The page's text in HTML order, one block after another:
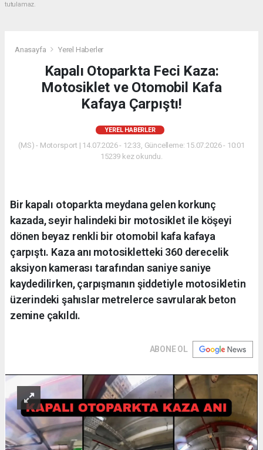
tutulamaz.
Anasayfa Yerel Haberler
Kapalı Otoparkta Feci Kaza:
Motosiklet ve Otomobil Kafa
Kafaya Çarpıştı!
YEREL HABERLER
(MS) - Motorsport | 14.07.2026 - 12:33, Güncelleme: 15.07.2026 - 10:01
15239 kez okundu.
Bir kapalı otoparkta meydana gelen korkunç
kazada, seyir halindeki bir motosiklet ile köşeyi
dönen beyaz renkli bir otomobil kafa kafaya
çarpıştı. Kaza anı motosikletteki 360 derecelik
aksiyon kamerası tarafından saniye saniye
kaydedilirken, çarpışmanın şiddetiyle motosikletin
üzerindeki şahıslar metrelerce savrularak beton
zemine çakıldı.
ABONE OL